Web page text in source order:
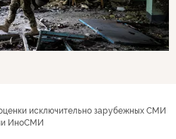
исключительно зарубежных СМИ
ИноСМИ